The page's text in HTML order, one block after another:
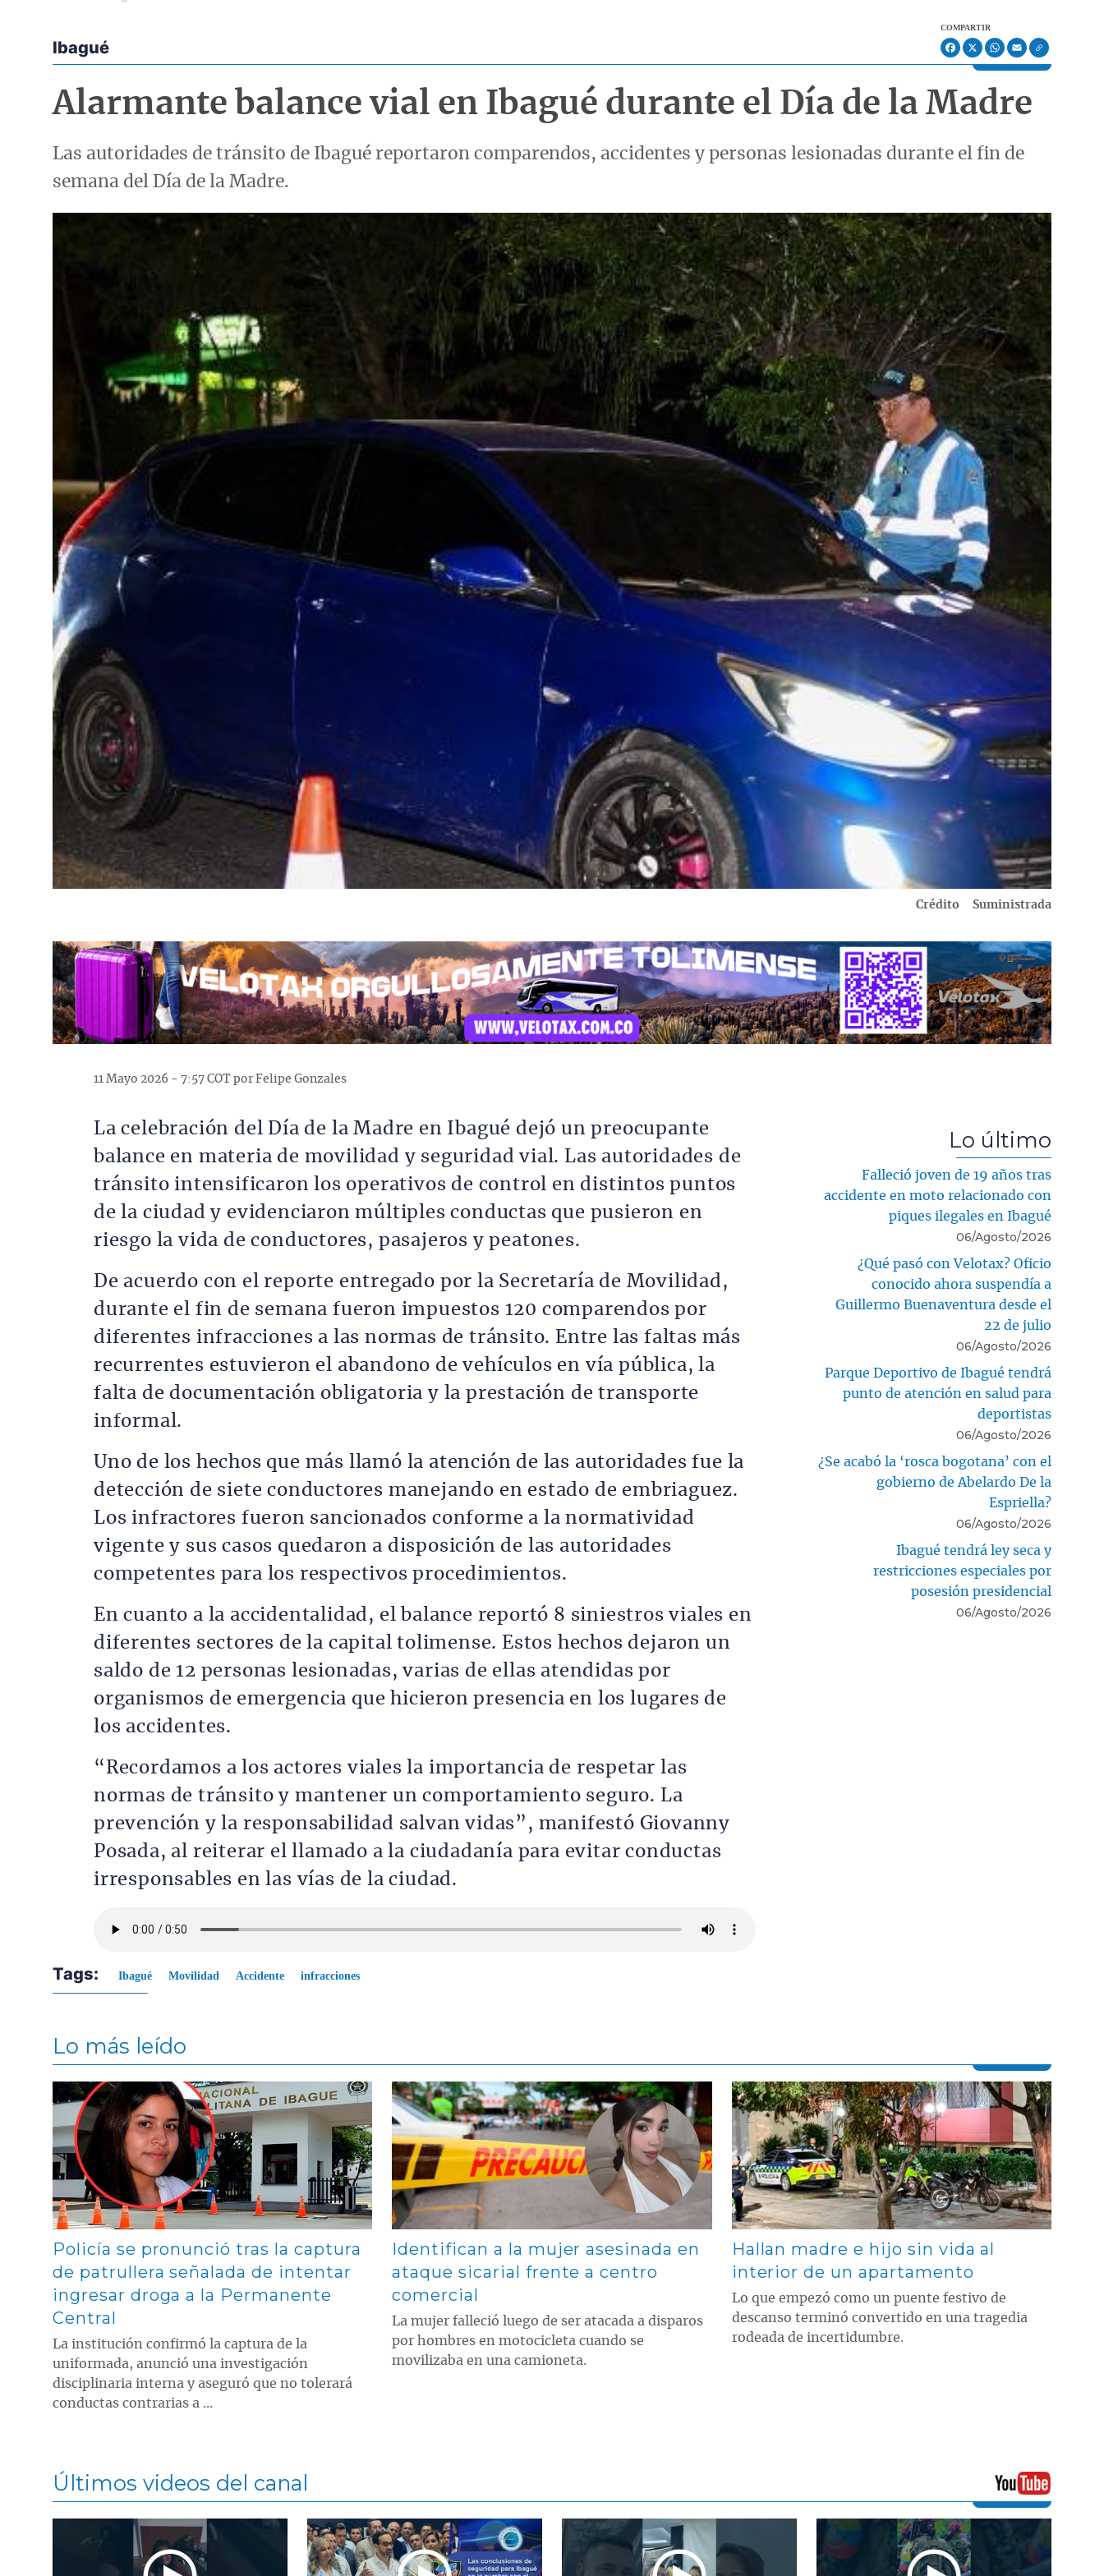
Econoticias y Eventos
Ibagué
COMPARTIR
Facebook
X WhatsApp
Email
Alarmante balance vial en Ibagué durante el Día de la Madre
Las autoridades de tránsito de Ibagué reportaron comparendos, accidentes y personas lesionadas durante el fin de
semana del Día de la Madre.
Crédito Suministrada
11 Mayo 2026 - 7:57 COT por Felipe Gonzales
La celebración del Día de la Madre en Ibagué dejó un preocupante
balance en materia de movilidad y seguridad vial. Las autoridades de
tránsito intensificaron los operativos de control en distintos puntos
de la ciudad y evidenciaron múltiples conductas que pusieron en
riesgo la vida de conductores, pasajeros y peatones.
De acuerdo con el reporte entregado por la Secretaría de Movilidad,
durante el fin de semana fueron impuestos 120 comparendos por
diferentes infracciones a las normas de tránsito. Entre las faltas más
recurrentes estuvieron el abandono de vehículos en vía pública, la
falta de documentación obligatoria y la prestación de transporte
informal.
Uno de los hechos que más llamó la atención de las autoridades fue la
detección de siete conductores manejando en estado de embriaguez.
Los infractores fueron sancionados conforme a la normatividad
vigente y sus casos quedaron a disposición de las autoridades
competentes para los respectivos procedimientos.
En cuanto a la accidentalidad, el balance reportó 8 siniestros viales en
diferentes sectores de la capital tolimense. Estos hechos dejaron un
saldo de 12 personas lesionadas, varias de ellas atendidas por
organismos de emergencia que hicieron presencia en los lugares de
los accidentes.
“Recordamos a los actores viales la importancia de respetar las
normas de tránsito y mantener un comportamiento seguro. La
prevención y la responsabilidad salvan vidas”, manifestó Giovanny
Posada, al reiterar el llamado a la ciudadanía para evitar conductas
irresponsables en las vías de la ciudad.
Lo último
Falleció joven de 19 años tras
accidente en moto relacionado con
piques ilegales en Ibagué
06/Agosto/2026
¿Qué pasó con Velotax? Oficio
conocido ahora suspendía a
Guillermo Buenaventura desde el
22 de julio
06/Agosto/2026
Parque Deportivo de Ibagué tendrá
punto de atención en salud para
deportistas
06/Agosto/2026
¿Se acabó la ‘rosca bogotana’ con el
gobierno de Abelardo De la
Espriella?
06/Agosto/2026
Ibagué tendrá ley seca y
restricciones especiales por
posesión presidencial
06/Agosto/2026
Tags: Ibagué Movilidad Accidente infracciones
Lo más leído
Contenido multimedia principal
Policía se pronunció tras la captura
de patrullera señalada de intentar
ingresar droga a la Permanente
Central
La institución confirmó la captura de la
uniformada, anunció una investigación
disciplinaria interna y aseguró que no tolerará
conductas contrarias a ...
Contenido multimedia principal
Identifican a la mujer asesinada en
ataque sicarial frente a centro
comercial
La mujer falleció luego de ser atacada a disparos
por hombres en motocicleta cuando se
movilizaba en una camioneta.
Contenido multimedia principal
Hallan madre e hijo sin vida al
interior de un apartamento
Lo que empezó como un puente festivo de
descanso terminó convertido en una tragedia
rodeada de incertidumbre.
Últimos videos del canal